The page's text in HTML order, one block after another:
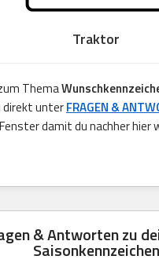
Traktor
Thema
unterFRAGEN &
damit du nachher hier
& Antworten zu
Saisonkennzeichen